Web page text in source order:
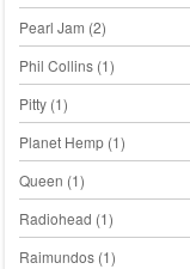
Pearl Jam (2)
Phil Collins(1)
Pitty(1)
Planet Hemp(1)
Queen (1)
Radiohead (1)
Raimundos(1)